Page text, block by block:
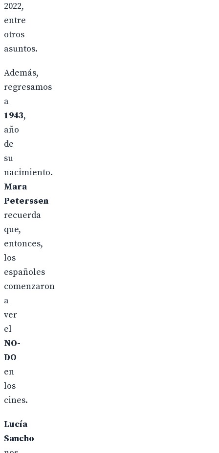
2022,
entre
otros
asuntos.
Además,
regresamos
a
1943,
año
de
su
nacimiento.
Mara
Peterssen
recuerda
que,
entonces,
los
españoles
comenzaron
a
ver
el
NO-
DO
en
los
cines.
Lucía
Sancho